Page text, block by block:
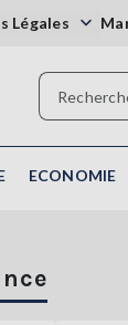
Légales
ECONOMIE